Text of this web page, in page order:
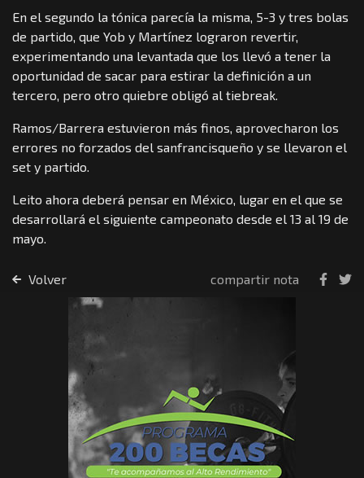
En el segundo la tónica parecía la misma, 5-3 y tres bolas
de partido, que Yob y Martínez lograron revertir,
experimentando una levantada que los llevó a tener la
oportunidad de sacar para estirar la definición a un
tercero, pero otro quiebre obligó al tiebreak.
Ramos/Barrera estuvieron más finos, aprovecharon los
errores no forzados del sanfrancisqueño y se llevaron el
set y partido.
Leito ahora deberá pensar en México, lugar en el que se
desarrollará el siguiente campeonato desde el 13 al 19 de
mayo.
Volver compartir nota